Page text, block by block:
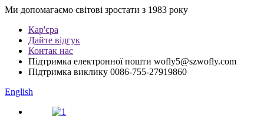
Ми допомагаємо світові зростати з 1983 року
Кар'єра
Дайте відгук
Контак нас
Підтримка електронної пошти wofly5@szwofly.com
Підтримка виклику 0086-755-27919860
English